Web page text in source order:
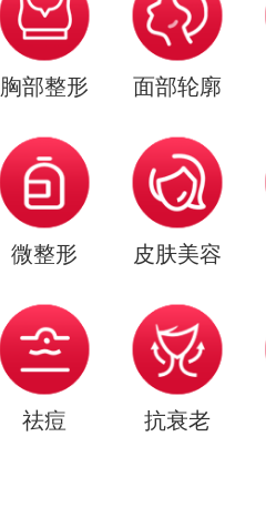
胸部整形 面部轮廓
微整形 皮肤美容
祛痘 抗衰老